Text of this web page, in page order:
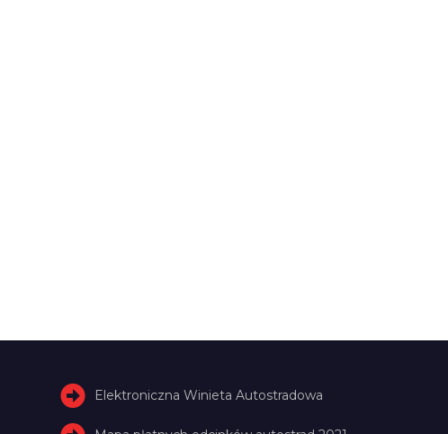
Elektroniczna Winieta Autostradowa